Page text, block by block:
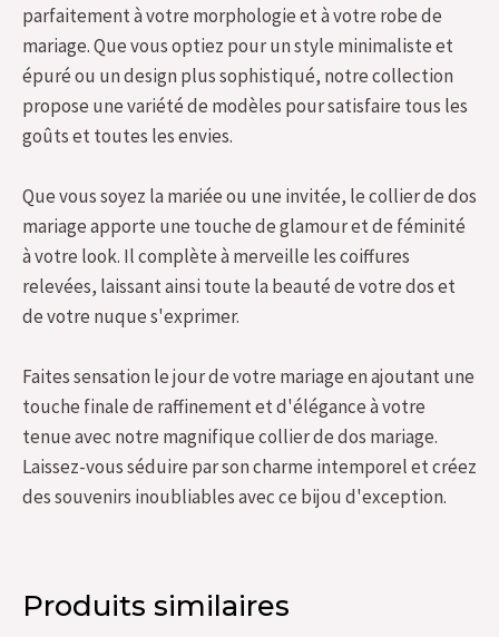
parfaitement à votre morphologie et à votre robe de
mariage. Que vous optiez pour un style minimaliste et
épuré ou un design plus sophistiqué, notre collection
propose une variété de modèles pour satisfaire tous les
goûts et toutes les envies.
Que vous soyez la mariée ou une invitée, le collier de dos
mariage apporte une touche de glamour et de féminité
à votre look. Il complète à merveille les coiffures
relevées, laissant ainsi toute la beauté de votre dos et
de votre nuque s'exprimer.
Faites sensation le jour de votre mariage en ajoutant une
touche finale de raffinement et d'élégance à votre
tenue avec notre magnifique collier de dos mariage.
Laissez-vous séduire par son charme intemporel et créez
des souvenirs inoubliables avec ce bijou d'exception.
Produits similaires